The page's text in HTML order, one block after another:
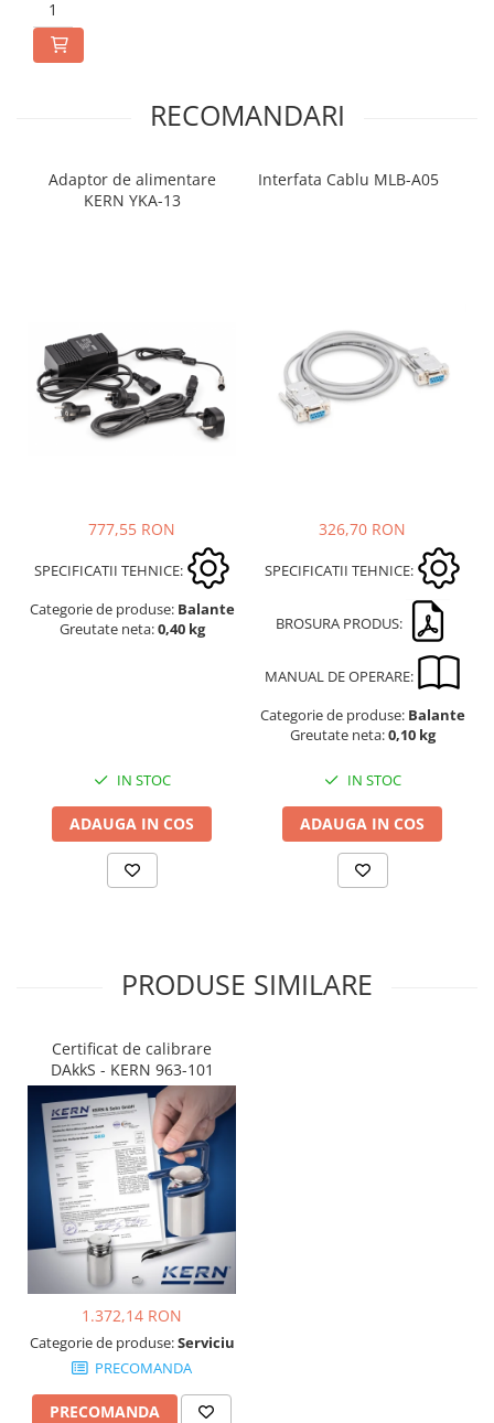
RECOMANDARI
Adaptor de alimentare
KERN YKA-13
777,55 RON
SPECIFICATII TEHNICE:
Categorie de produse: Balante
Greutate neta:0,40 kg
IN STOC
ADAUGA IN COS
Interfata Cablu MLB-A05
326,70 RON
SPECIFICATII TEHNICE:
BROSURA PRODUS:
MANUAL DE OPERARE:
Categorie de produse: Balante
Greutate neta:0,10 kg
IN STOC
ADAUGA IN COS
PRODUSE SIMILARE
Certificat de calibrare
DAkkS - KERN 963-101
1.372,14 RON
Categorie de produse:Serviciu
PRECOMANDA
PRECOMANDA